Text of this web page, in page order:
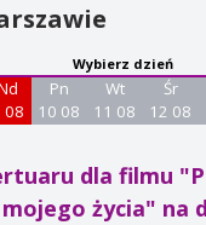
Wybierz dzień
08
Pn
10 08
Wt
11 08
Śr
12 08
dla filmu
mojego życia" na